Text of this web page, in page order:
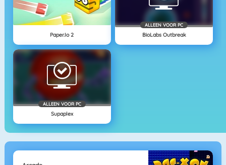
Paper.io 2
ALLEEN VOOR PC
BioLabs Outbreak
ALLEEN VOOR PC
Supaplex